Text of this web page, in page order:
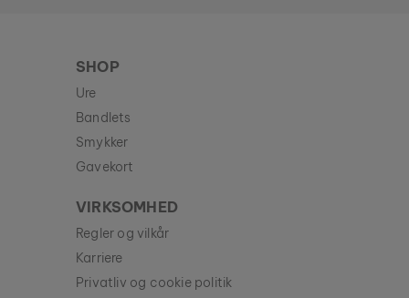
SHOP
Ure
Bandlets
Smykker
Gavekort
VIRKSOMHED
Regler og vilkår
Karriere
Privatliv og cookie politik